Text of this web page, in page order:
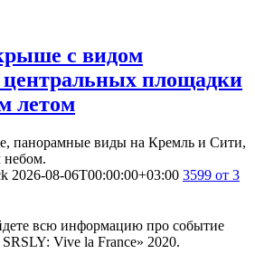
с видом
площадки
летом
панорамные виды на Кремль и Сити,
небом.
2026-08-06T00:00:00+03:00 3599 от 3
всю информацию про событие
Vive la France» 2020.